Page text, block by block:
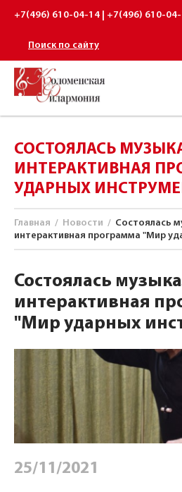
+7(496) 610-04-14 | +7(496) 610-04-
Поиск по сайту
СОСТОЯЛАСЬ
ИНТЕРАКТИВНАЯ
УДАРНЫХ
Главная / Новости / Состоялась
интерактивная программа "Мир
Состоялась
интерактивная
"Мир ударных
25/11/2021